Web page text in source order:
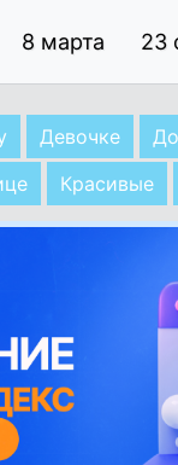
8 марта 23
Девочке
Красивые